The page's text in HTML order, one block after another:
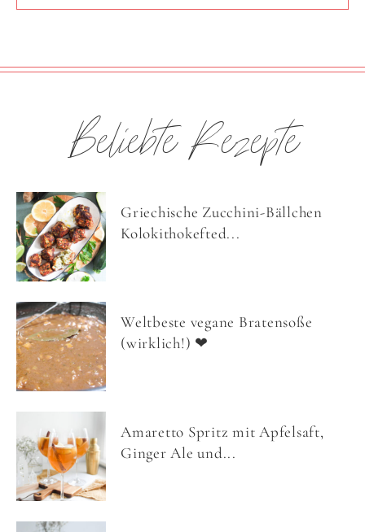
Beliebte Rezepte
Griechische Zucchini-Bällchen
Kolokithokefted...
Weltbeste vegane Bratensoße
(wirklich!) ❤
Amaretto Spritz mit Apfelsaft,
Ginger Ale und...